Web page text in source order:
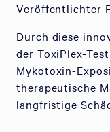
Veröffentlichter
Durch diese
der ToxiPlex-
Mykotoxin-
therapeutische
langfristige